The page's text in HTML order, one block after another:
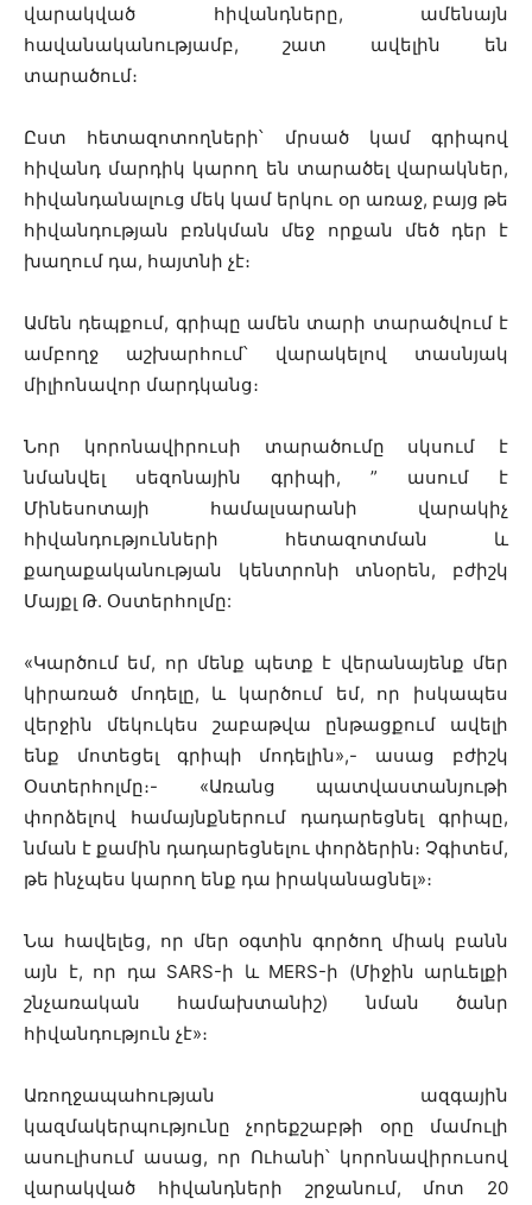
վարակված հիվանդները, ամենայն
հավանականությամբ, շատ ավելին են
տարածում։
Ըստ հետազոտողների՝ մրսած կամ գրիպով
հիվանդ մարդիկ կարող են տարածել վարակներ,
հիվանդանալուց մեկ կամ երկու օր առաջ, բայց թե
հիվանդության բռնկման մեջ որքան մեծ դեր է
խաղում դա, հայտնի չէ։
Ամեն դեպքում, գրիպը ամեն տարի տարածվում է
ամբողջ աշխարհում՝ վարակելով տասնյակ
միլիոնավոր մարդկանց։
Նոր կորոնավիրուսի տարածումը սկսում է
նմանվել սեզոնային գրիպի, ” ասում է
Մինեսոտայի համալսարանի վարակիչ
հիվանդությունների հետազոտման և
քաղաքականության կենտրոնի տնօրեն, բժիշկ
Մայքլ Թ. Օստերհոլմը:
«Կարծում եմ, որ մենք պետք է վերանայենք մեր
կիրառած մոդելը, և կարծում եմ, որ իսկապես
վերջին մեկուկես շաբաթվա ընթացքում ավելի
ենք մոտեցել գրիպի մոդելին»,- ասաց բժիշկ
Օստերհոլմը։- «Առանց պատվաստանյութի
փորձելով համայնքներում դադարեցնել գրիպը,
նման է քամին դադարեցնելու փորձերին։ Չգիտեմ,
թե ինչպես կարող ենք դա իրականացնել»։
Նա հավելեց, որ մեր օգտին գործող միակ բանն
այն է, որ դա SARS-ի և MERS-ի (Միջին արևելքի
շնչառական համախտանիշ) նման ծանր
հիվանդություն չէ»։
Առողջապահության ազգային
կազմակերպությունը չորեքշաբթի օրը մամուլի
ասուլիսում ասաց, որ Ուհանի՝ կորոնավիրուսով
վարակված հիվանդների շրջանում, մոտ 20